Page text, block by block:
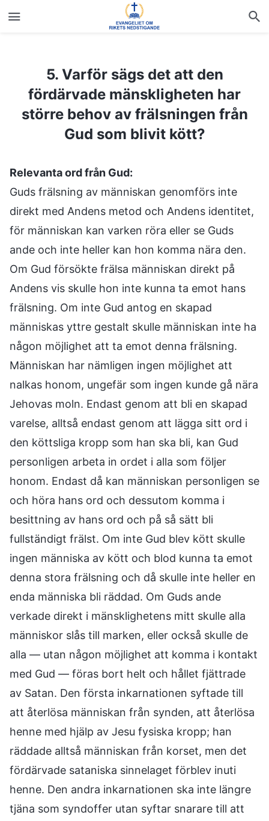
5. Varför sägs det att den
fördärvade mänskligheten har
större behov av frälsningen från
Gud som blivit kött?
Relevanta ord från Gud:
Guds frälsning av människan genomförs inte
direkt med Andens metod och Andens identitet,
för människan kan varken röra eller se Guds
ande och inte heller kan hon komma nära den.
Om Gud försökte frälsa människan direkt på
Andens vis skulle hon inte kunna ta emot hans
frälsning. Om inte Gud antog en skapad
människas yttre gestalt skulle människan inte ha
någon möjlighet att ta emot denna frälsning.
Människan har nämligen ingen möjlighet att
nalkas honom, ungefär som ingen kunde gå nära
Jehovas moln. Endast genom att bli en skapad
varelse, alltså endast genom att lägga sitt ord i
den köttsliga kropp som han ska bli, kan Gud
personligen arbeta in ordet i alla som följer
honom. Endast då kan människan personligen se
och höra hans ord och dessutom komma i
besittning av hans ord och på så sätt bli
fullständigt frälst. Om inte Gud blev kött skulle
ingen människa av kött och blod kunna ta emot
denna stora frälsning och då skulle inte heller en
enda människa bli räddad. Om Guds ande
verkade direkt i mänsklighetens mitt skulle alla
människor slås till marken, eller också skulle de
alla — utan någon möjlighet att komma i kontakt
med Gud — föras bort helt och hållet fjättrade
av Satan. Den första inkarnationen syftade till
att återlösa människan från synden, att återlösa
henne med hjälp av Jesu fysiska kropp; han
räddade alltså människan från korset, men det
fördärvade sataniska sinnelaget förblev inuti
henne. Den andra inkarnationen ska inte längre
tjäna som syndoffer utan syftar snarare till att